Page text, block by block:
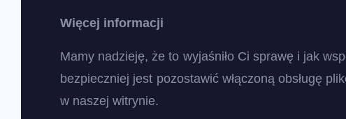
Więcej informacji
Mamy nadzieję, że to wyjaśniło Ci sprawę i jak
bezpieczniej jest pozostawić włączoną obsługę
w naszej witrynie.